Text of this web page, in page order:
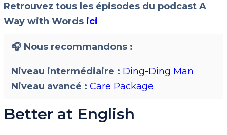
Retrouvez tous les épisodes du podcast A
Way with Words ici
🎧 Nous recommandons :
Niveau intermédiaire : Ding-Ding Man
Niveau avancé :Care Package
Better at English